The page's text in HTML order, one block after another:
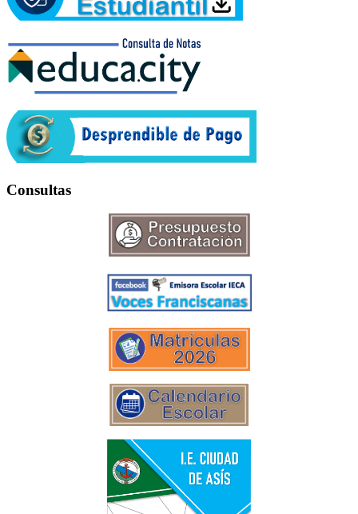
Consultas